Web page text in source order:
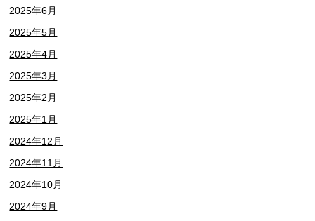
2025年6月
2025年5月
2025年4月
2025年3月
2025年2月
2025年1月
2024年12月
2024年11月
2024年10月
2024年9月